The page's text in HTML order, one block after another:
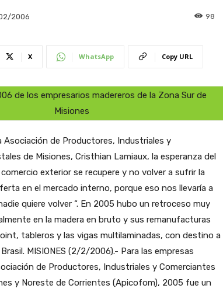
2006 98
X WhatsApp Copy URL
de los empresarios madereros de la Zona Sur de
Misiones
Asociación de Productores, Industriales y
de Misiones, Cristhian Lamiaux, la esperanza del
exterior se recupere y no volver a sufrir la
en el mercado interno, porque eso nos llevaría a
quiere volver “. En 2005 hubo un retroceso muy
en la madera en bruto y sus remanufacturas
tableros y las vigas multilaminadas, con destino a
MISIONES (2/2/2006).- Para las empresas
de Productores, Industriales y Comerciantes
y Noreste de Corrientes (Apicofom), 2005 fue un